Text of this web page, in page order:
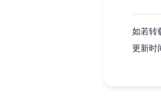
如若转
更新时